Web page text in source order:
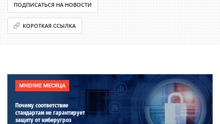
ПОДПИСАТЬСЯ НА НОВОСТИ
КОРОТКАЯ ССЫЛКА
МНЕНИЕ МЕСЯЦА
Почему соответствие
стандартам не гарантирует
защиту от киберугроз